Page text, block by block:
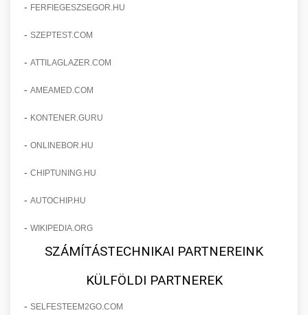
- FERFIEGESZSEGOR.HU
- SZEPTEST.COM
- ATTILAGLAZER.COM
- AMEAMED.COM
- KONTENER.GURU
- ONLINEBOR.HU
- CHIPTUNING.HU
- AUTOCHIP.HU
- WIKIPEDIA.ORG
SZÁMÍTÁSTECHNIKAI PARTNEREINK
KÜLFÖLDI PARTNEREK
- SELFESTEEM2GO.COM